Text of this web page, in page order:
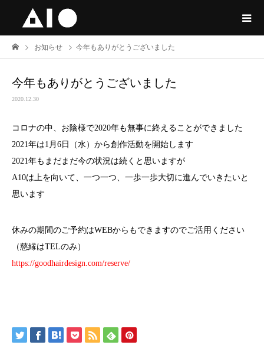
お知らせ 今年もありがとうございました
今年もありがとうございました
2020.12.30
コロナの中、お陰様で2020年も無事に終えることができました
2021年は1月6日（水）から創作活動を開始します
2021年もまだまだ今の状況は続くと思いますが
A10は上を向いて、一つ一つ、一歩一歩大切に進んでいきたいと
思います
休みの期間のご予約はWEBからもできますのでご活用ください
（慈縁はTELのみ）
https://goodhairdesign.com/reserve/